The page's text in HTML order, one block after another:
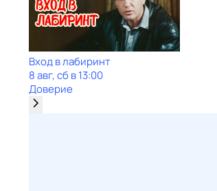
Вход в лабиринт
8 авг, сб в 13:00
Доверие